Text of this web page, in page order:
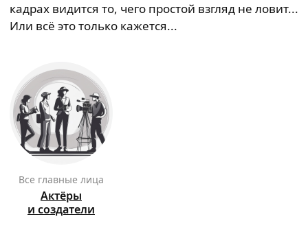
кадрах видится то, чего простой взгляд не ловит...
Или всё это только кажется...
Все главные лица
Актёры
и создатели